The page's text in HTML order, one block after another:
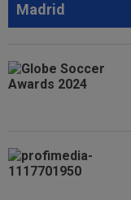
17:39
CONMEBOL
17:32
S-au dus la
cu Georgina și au
Madrid